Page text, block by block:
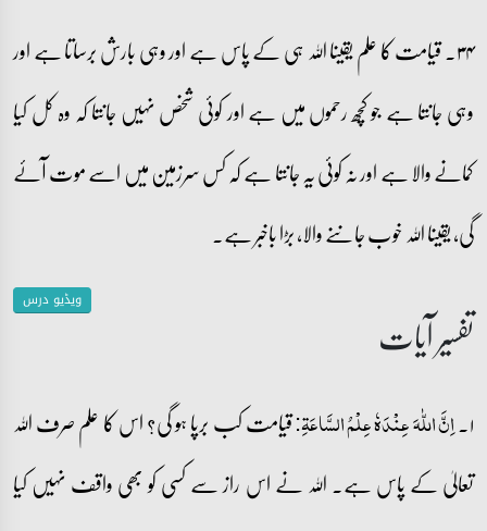
۳۴۔ قیامت کا علم یقینا اللہ ہی کے پاس ہے اور وہی بارش برساتا ہے اور
وہی جانتا ہے جو کچھ رحموں میں ہے اور کوئی شخص نہیں جانتا کہ وہ کل کیا
کمانے والا ہے اور نہ کوئی یہ جانتا ہے کہ کس سرزمین میں اسے موت آئے
گی، یقینا اللہ خوب جاننے والا، بڑا باخبر ہے۔
ویڈیو درس تفسیر آیات
۱۔ اِنَّ اللّٰہَ عِنۡدَہٗ عِلۡمُ السَّاعَۃِ:قیامت کب برپا ہو گی؟ اس کا علم صرف اللہ
تعالیٰ کے پاس ہے۔ اللہ نے اس راز سے کسی کو بھی واقف نہیں کیا